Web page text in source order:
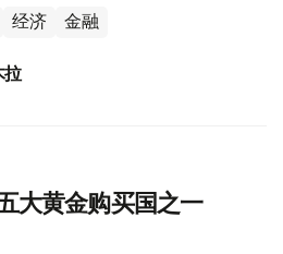
经济 金融
拉
大黄金购买国之一